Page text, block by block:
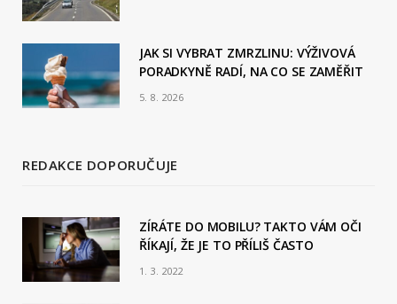
JAK SI VYBRAT ZMRZLINU: VÝŽIVOVÁ
PORADKYNĚ RADÍ, NA CO SE ZAMĚŘIT
5. 8. 2026
REDAKCE DOPORUČUJE
ZÍRÁTE DO MOBILU? TAKTO VÁM OČI
ŘÍKAJÍ, ŽE JE TO PŘÍLIŠ ČASTO
1. 3. 2022